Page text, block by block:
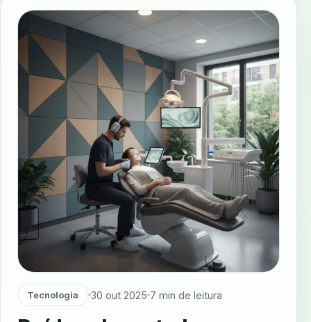
Tecnologia 30 out 2025 7 min de leitura